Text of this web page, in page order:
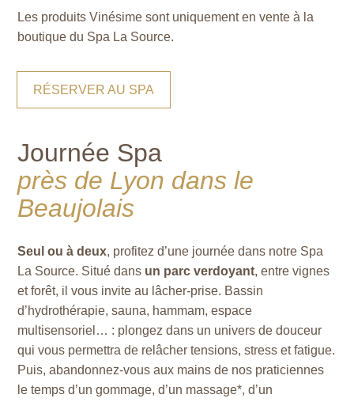
Les produits Vinésime sont uniquement en vente à la
boutique du Spa La Source.
RÉSERVER AU SPA
Journée Spa
près de Lyon dans le
Beaujolais
Seul ou à deux, profitez d’une journée dans notre Spa
La Source. Situé dans un parc verdoyant, entre vignes
et forêt, il vous invite au lâcher-prise. Bassin
d’hydrothérapie, sauna, hammam, espace
multisensoriel… : plongez dans un univers de douceur
qui vous permettra de relâcher tensions, stress et fatigue.
Puis, abandonnez-vous aux mains de nos praticiennes
le temps d’un gommage, d’un massage*, d’un